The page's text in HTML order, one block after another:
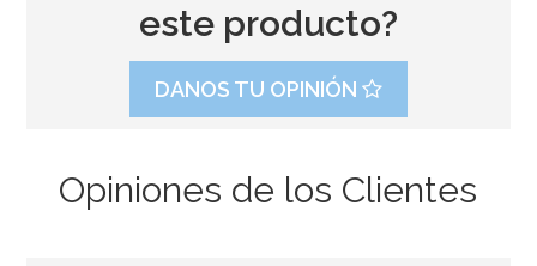
este producto?
DANOS TU OPINIÓN
Opiniones de los Clientes